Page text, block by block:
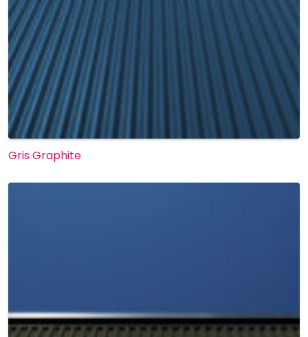
Gris Graphite